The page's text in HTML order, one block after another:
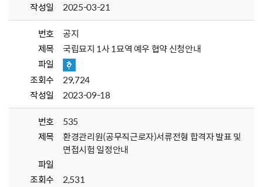
작성일
2025-03-21
번호
공지
제목
국립묘지 1사 1묘역 예우 협약 신청안내
파일
조회수
29,724
작성일
2023-09-18
번호
535
제목
환경관리원(공무직근로자)서류전형 합격자 발표 및
면접시험 일정안내
파일
조회수
2,531